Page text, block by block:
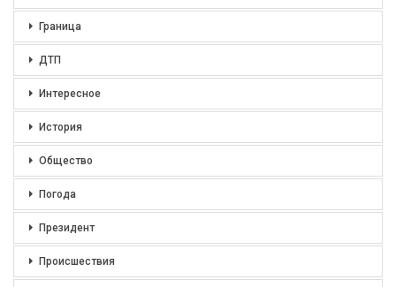
Граница
ДТП
Интересное
История
Общество
Погода
Президент
Происшествия